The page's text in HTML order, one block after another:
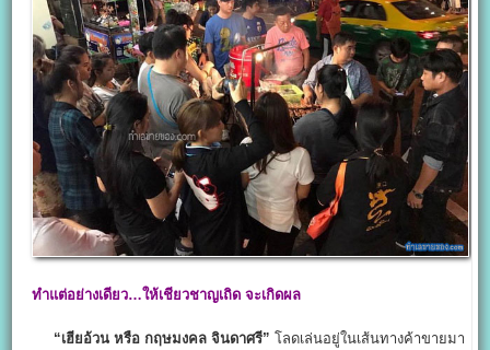
ทำแต่อย่างเดียว…ให้เชียวชาญเถิด จะเกิดผล
“เฮียอ้วน หรือ กฤษมงคล จินดาศรี” โลดเล่นอยู่ในเส้นทางค้าขายมา